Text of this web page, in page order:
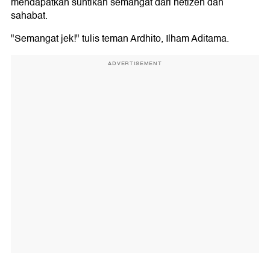
sahabat.
"Semangat jek!" tulis teman Ardhito, Ilham Aditama.
ADVERTISEMENT